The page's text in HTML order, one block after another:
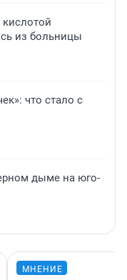
из больницы
что стало с
дыме на юго-
МНЕНИЕ